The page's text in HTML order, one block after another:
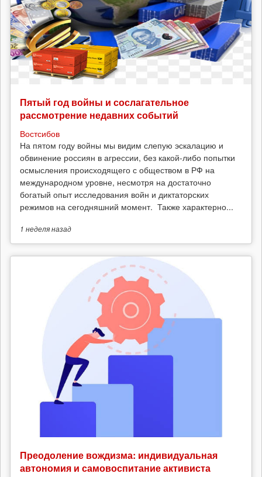
Пятый год войны и сослагательное
рассмотрение недавних событий
Востсибов
На пятом году войны мы видим слепую эскалацию и
обвинение россиян в агрессии, без какой-либо попытки
осмысления происходящего с обществом в РФ на
международном уровне, несмотря на достаточно
богатый опыт исследования войн и диктаторских
режимов на сегодняшний момент. Также характерно...
1 неделяназад
Преодоление вождизма: индивидуальная
автономия и самовоспитание активиста